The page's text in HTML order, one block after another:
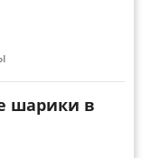
шарики в